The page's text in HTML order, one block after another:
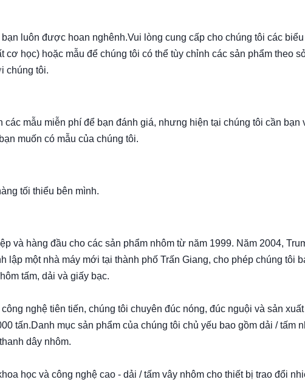
luôn được hoan nghênh.Vui lòng cung cấp cho chúng tôi các
cơ học) hoặc mẫu để chúng tôi có thể tùy chỉnh các sản phẩm theo
chúng tôi.
mẫu miễn phí để bạn đánh giá, nhưng hiện tại chúng tôi cần bạn
muốn có mẫu của chúng tôi.
tối thiểu bên mình.
và hàng đầu cho các sản phẩm nhôm từ năm 1999. Năm 2004,
lập một nhà máy mới tại thành phố Trấn Giang, cho phép chúng tôi
tấm, dải và giấy bạc.
nghệ tiên tiến, chúng tôi chuyên đúc nóng, đúc nguội và sản
tấn.Danh mục sản phẩm của chúng tôi chủ yếu bao gồm dải / tấm
dây nhôm.
học và công nghệ cao - dải / tấm vây nhôm cho thiết bị trao đổi